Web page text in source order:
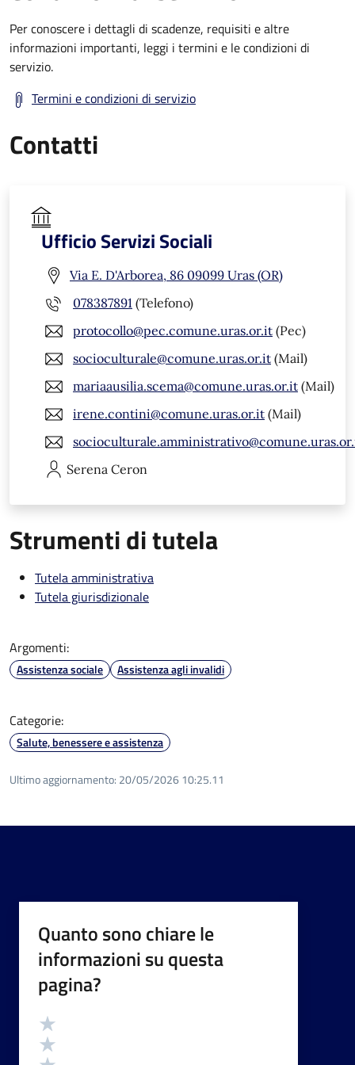
Per conoscere i dettagli di scadenze, requisiti e altre
informazioni importanti, leggi i termini e le condizioni di
servizio.
Termini e condizioni di servizio
Contatti
Ufficio Servizi Sociali
Via E. D'Arborea, 86 09099 Uras (OR)
078387891 (Telefono)
protocollo@pec.comune.uras.or.it (Pec)
socioculturale@comune.uras.or.it (Mail)
mariaausilia.scema@comune.uras.or.it (Mail)
irene.contini@comune.uras.or.it (Mail)
Serena Ceron
Strumenti di tutela
Tutela amministrativa
Tutela giurisdizionale
Argomenti:
Assistenza sociale Assistenza agli invalidi
Categorie:
Salute, benessere e assistenza
Ultimo aggiornamento: 20/05/2026 10:25.11
Quanto sono chiare le
informazioni su questa
pagina?
Valutazione